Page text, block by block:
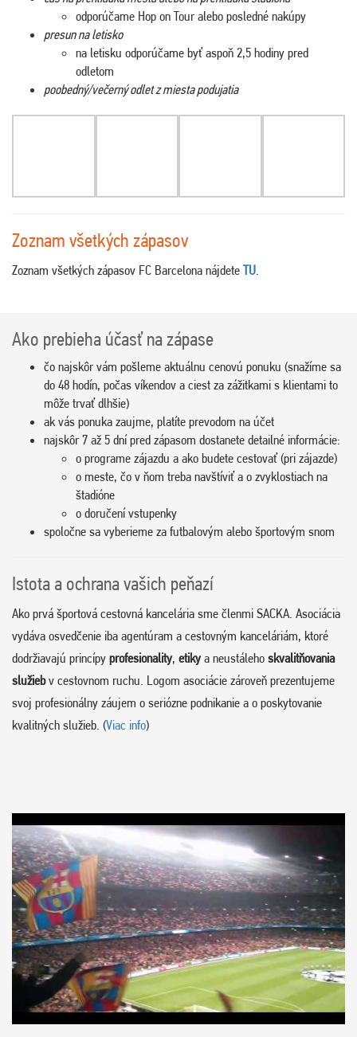
odporúčame Hop on Tour alebo posledné nakúpy
presun na letisko
na letisku odporúčame byť aspoň 2,5 hodiny pred
odletom
poobedný/večerný odlet z miesta podujatia
Zoznam všetkých zápasov
Zoznam všetkých zápasov FC Barcelona nájdete TU.
Ako prebieha účasť na zápase
čo najskôr vám pošleme aktuálnu cenovú ponuku (snažíme sa
do 48 hodín, počas víkendov a ciest za zážitkami s klientami to
môže trvať dlhšie)
ak vás ponuka zaujme, platíte prevodom na účet
najskôr 7 až 5 dní pred zápasom dostanete detailné informácie:
o programe zájazdu a ako budete cestovať (pri zájazde)
o meste, čo v ňom treba navštíviť a o zvyklostiach na
štadióne
o doručení vstupenky
spoločne sa vyberieme za futbalovým alebo športovým snom
Istota a ochrana vašich peňazí
Ako prvá športová cestovná kancelária sme členmi SACKA. Asociácia
vydáva osvedčenie iba agentúram a cestovným kanceláriám, ktoré
dodržiavajú princípy profesionality, etikya neustáleho skvalitňovania
služiebv cestovnom ruchu. Logom asociácie zároveň prezentujeme
svoj profesionálny záujem o seriózne podnikanie a o poskytovanie
kvalitných služieb. (Viac info)